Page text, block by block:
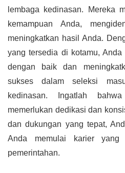
lembaga kedinasan. Mereka
kemampuan Anda,
meningkatkan hasil Anda.
yang tersedia di kotamu,
dengan baik dan
sukses dalam seleksi
kedinasan. Ingatlah
memerlukan dedikasi dan
dan dukungan yang tepat,
Anda memulai karier yang
pemerintahan.